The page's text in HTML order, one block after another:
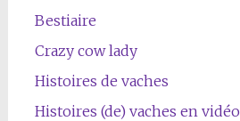
Bestiaire
Crazy cow lady
Histoires de vaches
Histoires (de) vaches en vidéo